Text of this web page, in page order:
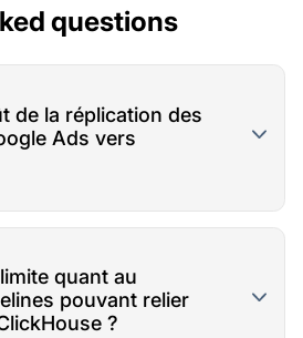
questions
de la réplication des
Ads vers
quant au
pouvant relier
?